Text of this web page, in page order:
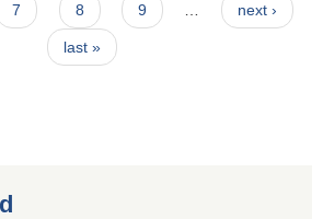
7 8 9 … next ›
last »